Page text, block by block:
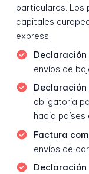
particulares. Los
capitales
express.
Declaración
envíos de
Declaración
obligatoria
hacia países
Factura
envíos de